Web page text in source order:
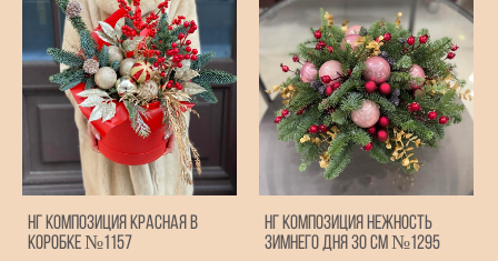
НГ композиция Красная в
коробке №1157
НГ композиция Нежность
зимнего дня 30 см №1295